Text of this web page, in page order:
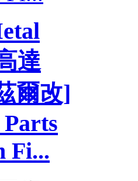
達
爾改]
Fi...